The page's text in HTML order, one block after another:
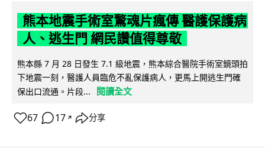
熊本地震手術室驚魂片瘋傳 醫護保護病
人、逃生門 網民讚值得尊敬
熊本縣 7 月 28 日發生 7.1 級地震，熊本綜合醫院手術室鏡頭拍
下地震一刻，醫護人員臨危不亂保護病人，更馬上開逃生門確
保出口流通。片段...
閱讀全文
67 17 ↗ 分享